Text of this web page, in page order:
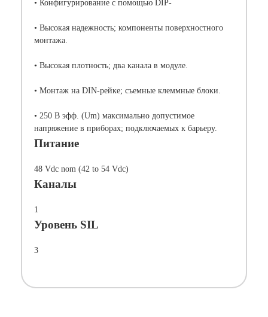
• Конфигурирование с помощью DIP-
• Высокая надежность; компоненты поверхностного
монтажа.
• Высокая плотность; два канала в модуле.
• Монтаж на DIN-рейке; съемные клеммные блоки.
• 250 В эфф. (Um) максимально допустимое
напряжение в приборах; подключаемых к барьеру.
Питание
48 Vdc nom (42 to 54 Vdc)
Каналы
1
Уровень SIL
3